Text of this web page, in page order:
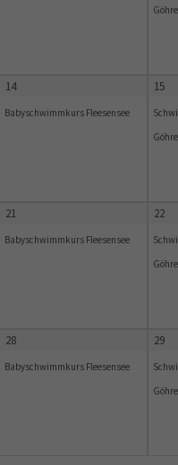
14
Babyschwimmkurs Fleesensee
15
21
Babyschwimmkurs Fleesensee
22
28
Babyschwimmkurs Fleesensee
29